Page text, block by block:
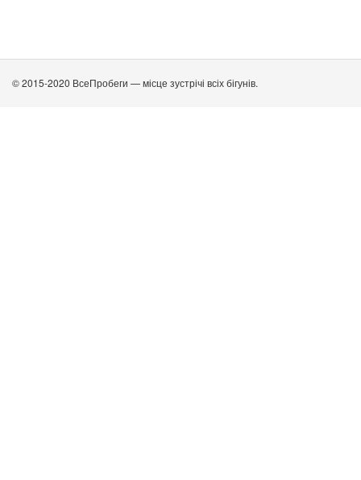
© 2015-2020 ВсеПробеги — місце зустрічі всіх бігунів.